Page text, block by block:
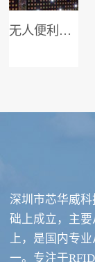
无人便利店系统
深圳市芯华威
础上成立，主
上，是国内专
一。专注于